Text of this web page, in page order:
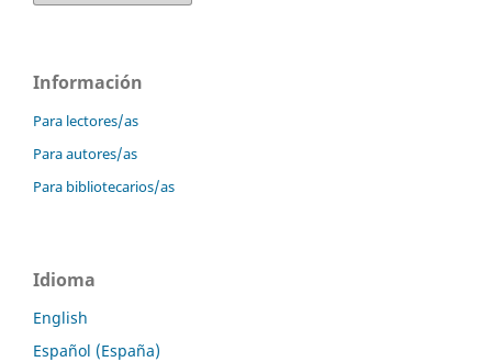
Información
Para lectores/as
Para autores/as
Para bibliotecarios/as
Idioma
English
Español (España)